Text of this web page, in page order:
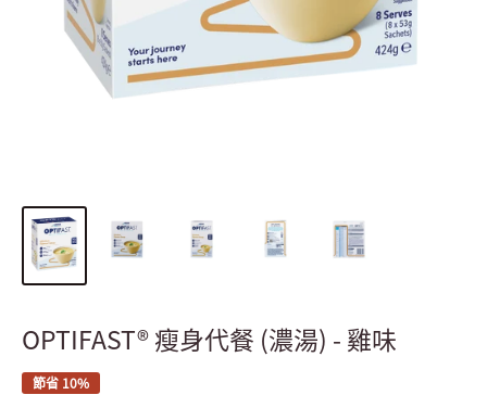
OPTIFAST® 瘦身代餐 (濃湯) - 雞味
節省 10%